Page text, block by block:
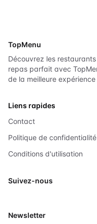
TopMenu
Découvrez les
repas parfait avec
de la meilleure expérience
Liens rapides
Contact
Politique de confidentialité
Conditions d'utilisation
Suivez-nous
Newsletter